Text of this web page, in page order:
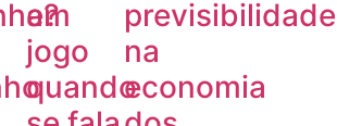
em
jogo
quando
previsibilidade
na
economia